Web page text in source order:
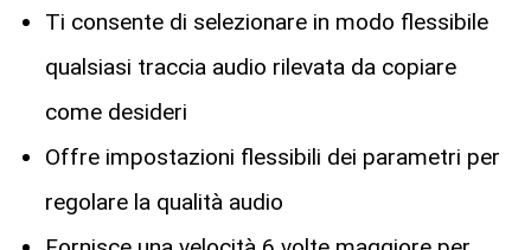
Ti consente di selezionare in modo flessibile
qualsiasi traccia audio rilevata da copiare
come desideri
Offre impostazioni flessibili dei parametri per
regolare la qualità audio